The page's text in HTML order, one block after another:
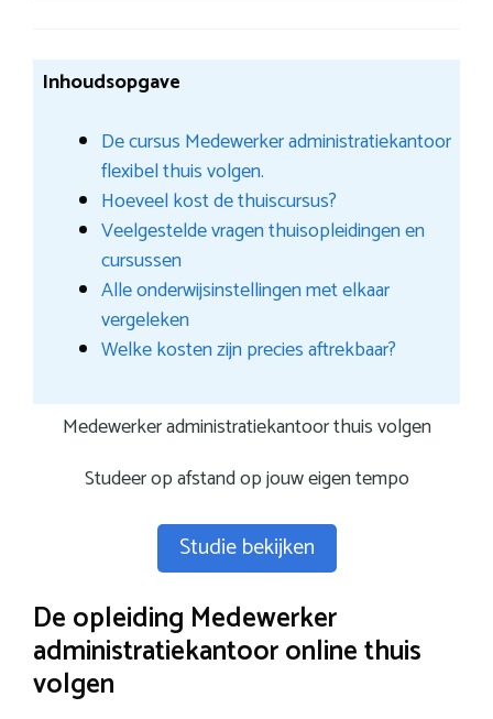
Inhoudsopgave
De cursus Medewerker administratiekantoor
flexibel thuis volgen.
Hoeveel kost de thuiscursus?
Veelgestelde vragen thuisopleidingen en
cursussen
Alle onderwijsinstellingen met elkaar
vergeleken
Welke kosten zijn precies aftrekbaar?
Medewerker administratiekantoor thuis volgen
Studeer op afstand op jouw eigen tempo
Studie bekijken
De opleiding Medewerker
administratiekantoor online thuis
volgen